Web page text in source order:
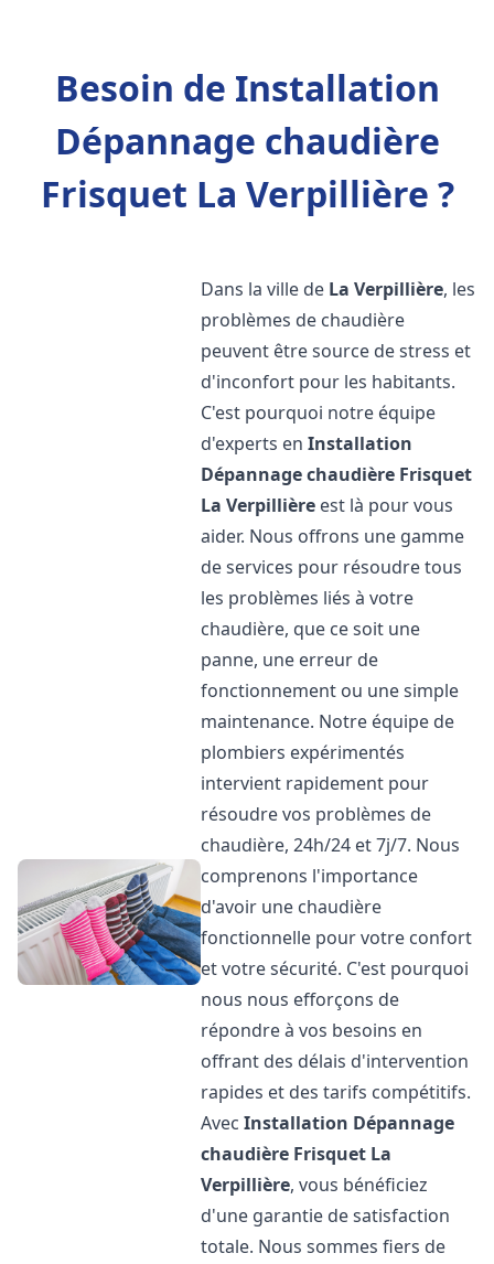
Besoin de Installation
Dépannage chaudière
Frisquet La Verpillière ?
Dans la ville de La Verpillière, les
problèmes de chaudière
peuvent être source de stress et
d'inconfort pour les habitants.
C'est pourquoi notre équipe
d'experts enInstallation
Dépannage chaudière Frisquet
La Verpillière est là pour vous
aider. Nous offrons une gamme
de services pour résoudre tous
les problèmes liés à votre
chaudière, que ce soit une
panne, une erreur de
fonctionnement ou une simple
maintenance. Notre équipe de
plombiers expérimentés
intervient rapidement pour
résoudre vos problèmes de
chaudière, 24h/24 et 7j/7. Nous
comprenons l'importance
d'avoir une chaudière
fonctionnelle pour votre confort
et votre sécurité. C'est pourquoi
nous nous efforçons de
répondre à vos besoins en
offrant des délais d'intervention
rapides et des tarifs compétitifs.
AvecInstallation Dépannage
chaudière Frisquet La
Verpillière, vous bénéficiez
d'une garantie de satisfaction
totale. Nous sommes fiers de